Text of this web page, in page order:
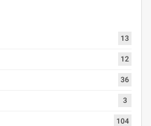
13
12
36
3
104